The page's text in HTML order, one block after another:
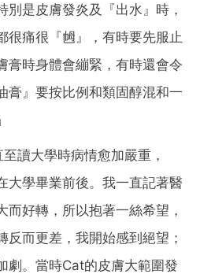
別是皮膚發炎及『出水』時，
很痛很『乸』，有時要先服止
膏時身體會繃緊，有時還會令
膏』要按比例和類固醇混和一
讀大學時病情愈加嚴重，
大學畢業前後。我一直記著醫
而好轉，所以抱著一絲希望，
反而更差，我開始感到絕望；
劇。當時Cat的皮膚大範圍發